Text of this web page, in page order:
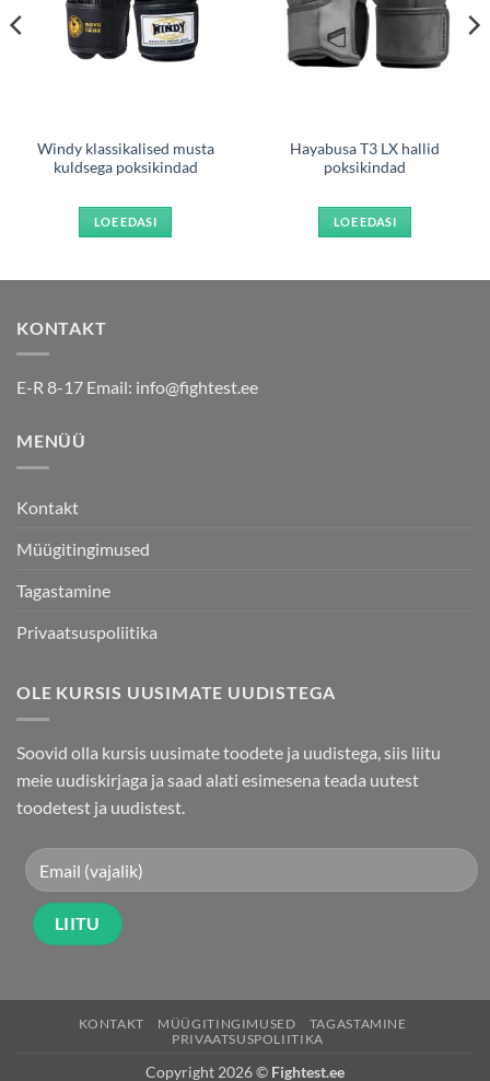
Windy klassikalised musta
kuldsega poksikindad
LOE EDASI
Hayabusa T3 LX hallid
poksikindad
LOE EDASI
KONTAKT
E-R 8-17 Email: info@fightest.ee
MENÜÜ
Kontakt
Müügitingimused
Tagastamine
Privaatsuspoliitika
OLE KURSIS UUSIMATE UUDISTEGA
Soovid olla kursis uusimate toodete ja uudistega, siis liitu
meie uudiskirjaga ja saad alati esimesena teada uutest
toodetest ja uudistest.
KONTAKT MÜÜGITINGIMUSED
TAGASTAMINE
PRIVAATSUSPOLIITIKA
Copyright 2026 © Fightest.ee